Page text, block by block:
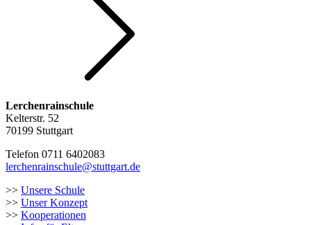
Lerchenrainschule
Kelterstr. 52
70199 Stuttgart
Telefon 0711 6402083
lerchenrainschule@stuttgart.de
>> Unsere Schule
>> Unser Konzept
>> Kooperationen